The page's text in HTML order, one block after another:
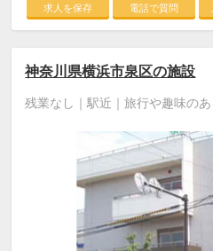
求人を保存 電話で質問
神奈川県横浜市泉区の施設
残業なし｜駅近｜旅行や趣味の